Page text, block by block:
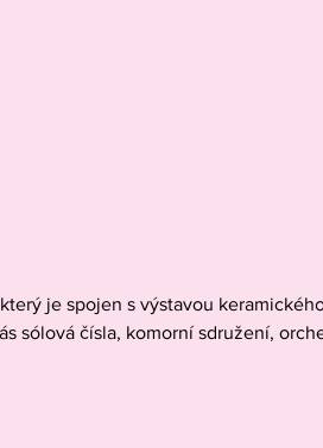
je spojen s výstavou
sólová čísla, komorní sdružení,